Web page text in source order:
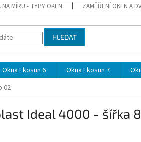
NA MÍRU - TYPY OKEN ZAMĚŘENÍ OKEN A
HLEDAT
Okna Ekosun 6 Okna Ekosun 7
02
Ideal 4000 - šířka